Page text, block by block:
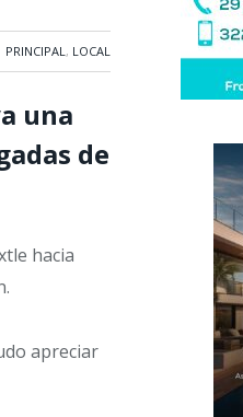
PRINCIPAL, LOCAL
una
de
hacia
apreciar